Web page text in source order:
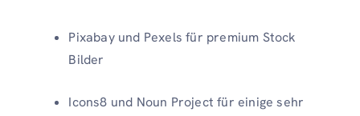
Pixabay und Pexels für premium Stock
Bilder
Icons8 und Noun Project für einige sehr